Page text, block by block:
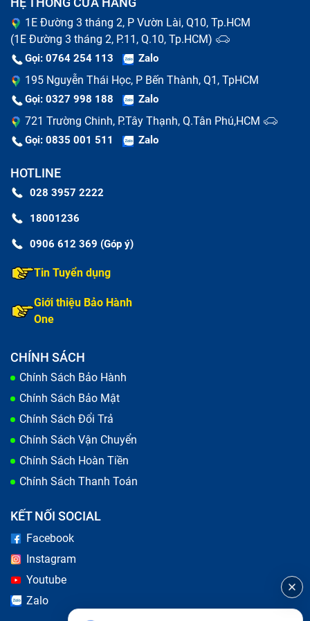
chất lượng cao và pin linh kiện (pin lô chất lượng
kém). Trong đó, pin chính hãng là pin được cung cấp
trực tiếp từ đối tối sản xuất pin của hãng hoặc các
hãng sản xuất khác tương đương, có nguồn gốc và
xuất xứ rõ ràng, có chất lượng cao và độ tương thích
với máy lớn. Vì thế giá cả thường cao hơn pin lô rất
nhiều. Còn pin linh kiện là loại pin thay thế có thể sử
dụng như pin bình thường nhưng chất lượng, tiêu
chuẩn sản xuất thấp hơn và tuổi thọ không bền. Vì vậy
khi đi thay pin tablet iPad Pro M2 11 inch (đã bao
gồm công) bạn cần hỏi rõ loại pin mà cơ sở sửa chữa
tiền thay pin chính hãng lại bị thay pin linh kiện.
tín thay pin tablet iPad Pro M2 11 inch
(đã bao gồm công)?
Luôn luôn là hàng chính hãng:
Bảo Hành One đặt uy
tín lên hàng đầu và cam kết không sử dụng hàng giả,
1E Đường 3 tháng 2, P Vườn Lài, Q10, Tp.HCM
(1E Đường 3 tháng 2, P.11, Q.10, Tp.HCM)
Gọi: 0764 254 113 Zalo
195 Nguyễn Thái Học, P Bến Thành, Q1, TpHCM
Gọi: 0327 998 188 Zalo
721 Trường Chinh, P.Tây Thạnh, Q.Tân Phú,HCM
Gọi: 0835 001 511 Zalo
HOTLINE
028 3957 2222
18001236
0906 612 369 (Góp ý)
Tin Tuyển dụng
Giới thiệu Bảo Hành
One
CHÍNH SÁCH
Chính Sách Bảo Hành
Chính Sách Bảo Mật
Chính Sách Đổi Trả
Chính Sách Vận Chuyển
Chính Sách Hoàn Tiền
Chính Sách Thanh Toán
KẾT NỐI SOCIAL
Facebook
Instagram
Youtube
Zalo